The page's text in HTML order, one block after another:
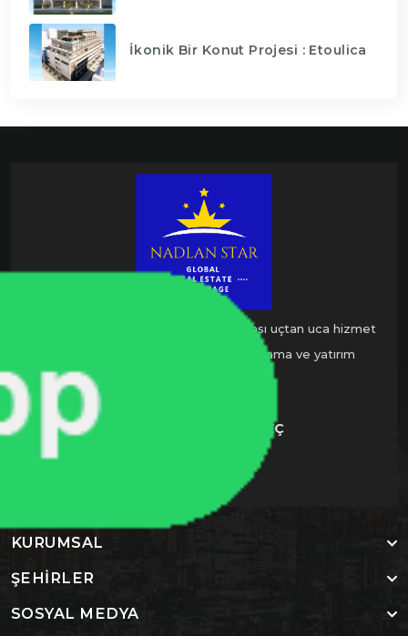
İkonik Bir Konut Projesi : Etoulica
Nadlan Star Global, sadece uluslararası uçtan uca hizmet
veren yeni nesil gayrimenkul pazarlama ve yatırım
BIZIMLE İLETIŞIME GEÇ
KURUMSAL
ŞEHIRLER
SOSYAL MEDYA